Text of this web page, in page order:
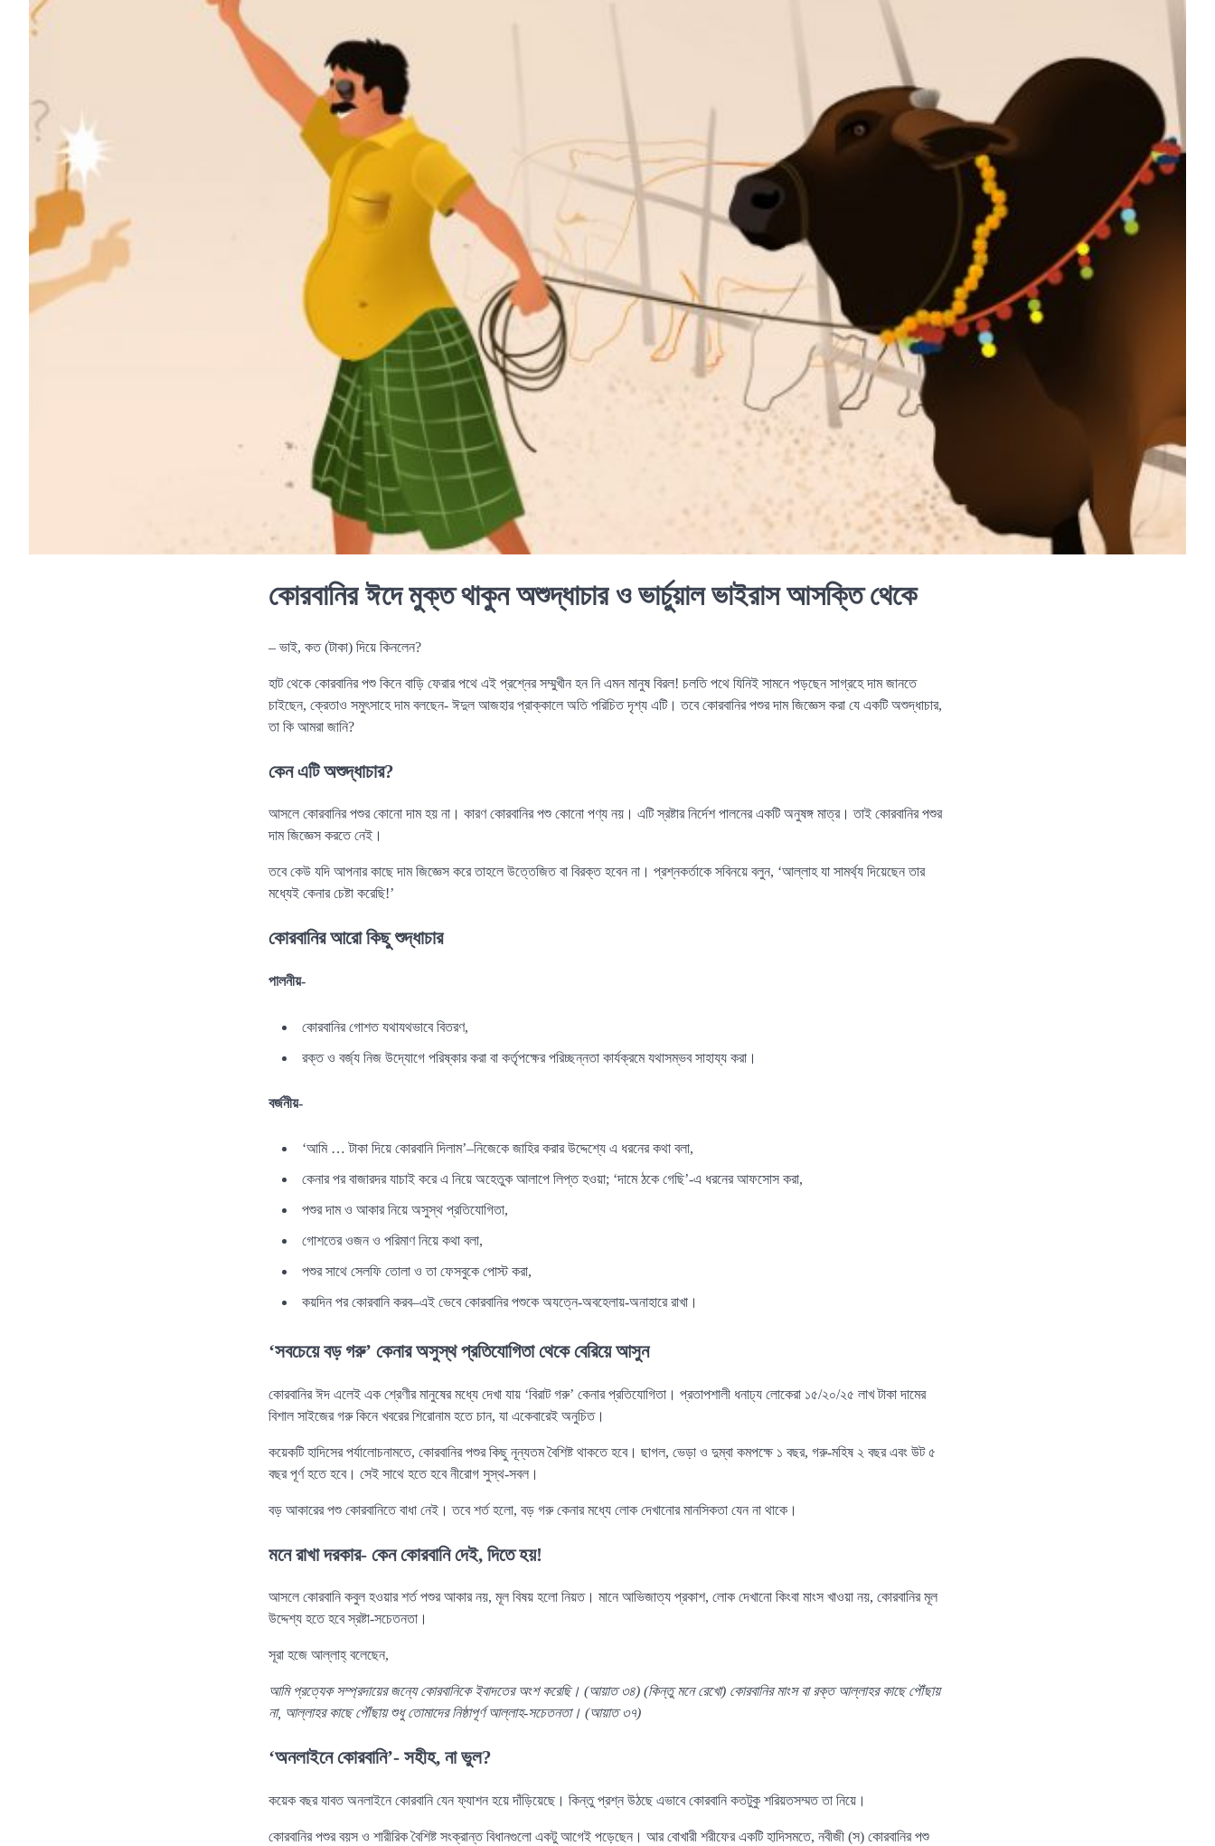
কোরবানির ঈদে মুক্ত থাকুন অশুদ্ধাচার ও ভার্চুয়াল ভাইরাস আসক্তি থেকে
– ভাই, কত (টাকা) দিয়ে কিনলেন?
হাট থেকে কোরবানির পশু কিনে বাড়ি ফেরার পথে এই প্রশ্নের সম্মুখীন হন নি এমন মানুষ বিরল! চলতি পথে যিনিই সামনে পড়ছেন সাগ্রহে দাম জানতে
চাইছেন, ক্রেতাও সমুৎসাহে দাম বলছেন- ঈদুল আজহার প্রাক্কালে অতি পরিচিত দৃশ্য এটি। তবে কোরবানির পশুর দাম জিজ্ঞেস করা যে একটি অশুদ্ধাচার,
তা কি আমরা জানি?
কেন এটি অশুদ্ধাচার?
আসলে কোরবানির পশুর কোনো দাম হয় না। কারণ কোরবানির পশু কোনো পণ্য নয়। এটি স্রষ্টার নির্দেশ পালনের একটি অনুষঙ্গ মাত্র। তাই কোরবানির পশুর
দাম জিজ্ঞেস করতে নেই।
তবে কেউ যদি আপনার কাছে দাম জিজ্ঞেস করে তাহলে উত্তেজিত বা বিরক্ত হবেন না। প্রশ্নকর্তাকে সবিনয়ে বলুন, ‘আল্লাহ যা সামর্থ্য দিয়েছেন তার
মধ্যেই কেনার চেষ্টা করেছি!’
কোরবানির আরো কিছু শুদ্ধাচার
পালনীয়-
কোরবানির গোশত যথাযথভাবে বিতরণ,
রক্ত ও বর্জ্য নিজ উদ্যোগে পরিষ্কার করা বা কর্তৃপক্ষের পরিচ্ছন্নতা কার্যক্রমে যথাসম্ভব সাহায্য করা।
বর্জনীয়-
‘আমি … টাকা দিয়ে কোরবানি দিলাম’–নিজেকে জাহির করার উদ্দেশ্যে এ ধরনের কথা বলা,
কেনার পর বাজারদর যাচাই করে এ নিয়ে অহেতুক আলাপে লিপ্ত হওয়া; ‘দামে ঠকে গেছি’-এ ধরনের আফসোস করা,
পশুর দাম ও আকার নিয়ে অসুস্থ প্রতিযোগিতা,
গোশতের ওজন ও পরিমাণ নিয়ে কথা বলা,
পশুর সাথে সেলফি তোলা ও তা ফেসবুকে পোস্ট করা,
কয়দিন পর কোরবানি করব–এই ভেবে কোরবানির পশুকে অযত্নে-অবহেলায়-অনাহারে রাখা।
‘সবচেয়ে বড় গরু’ কেনার অসুস্থ প্রতিযোগিতা থেকে বেরিয়ে আসুন
কোরবানির ঈদ এলেই এক শ্রেণীর মানুষের মধ্যে দেখা যায় ‘বিরাট গরু’ কেনার প্রতিযোগিতা। প্রতাপশালী ধনাঢ্য লোকেরা ১৫/২০/২৫ লাখ টাকা দামের
বিশাল সাইজের গরু কিনে খবরের শিরোনাম হতে চান, যা একেবারেই অনুচিত।
কয়েকটি হাদিসের পর্যালোচনামতে, কোরবানির পশুর কিছু নূন্যতম বৈশিষ্ট থাকতে হবে। ছাগল, ভেড়া ও দুম্বা কমপক্ষে ১ বছর, গরু-মহিষ ২ বছর এবং উট ৫
বছর পূর্ণ হতে হবে। সেই সাথে হতে হবে নীরোগ সুস্থ-সবল।
বড় আকারের পশু কোরবানিতে বাধা নেই। তবে শর্ত হলো, বড় গরু কেনার মধ্যে লোক দেখানোর মানসিকতা যেন না থাকে।
মনে রাখা দরকার- কেন কোরবানি দেই, দিতে হয়!
আসলে কোরবানি কবুল হওয়ার শর্ত পশুর আকার নয়, মূল বিষয় হলো নিয়ত। মানে আভিজাত্য প্রকাশ, লোক দেখানো কিংবা মাংস খাওয়া নয়, কোরবানির মূল
উদ্দেশ্য হতে হবে স্রষ্টা-সচেতনতা।
সূরা হজে আল্লাহ্‌ বলেছেন,
আমি প্রত্যেক সম্প্রদায়ের জন্যে কোরবানিকে ইবাদতের অংশ করেছি। (আয়াত ৩৪) (কিন্তু মনে রেখো) কোরবানির মাংস বা রক্ত আল্লাহর কাছে পৌঁছায়
না, আল্লাহর কাছে পৌঁছায় শুধু তোমাদের নিষ্ঠাপূর্ণ আল্লাহ-সচেতনতা। (আয়াত ৩৭)
‘অনলাইনে কোরবানি’- সহীহ, না ভুল?
কয়েক বছর যাবত অনলাইনে কোরবানি যেন ফ্যাশন হয়ে দাঁড়িয়েছে। কিন্তু প্রশ্ন উঠছে এভাবে কোরবানি কতটুকু শরিয়তসম্মত তা নিয়ে।
কোরবানির পশুর বয়স ও শারীরিক বৈশিষ্ট সংক্রান্ত বিধানগুলো একটু আগেই পড়েছেন। আর বোখারী শরীফের একটি হাদিসমতে, নবীজী (স) কোরবানির পশু